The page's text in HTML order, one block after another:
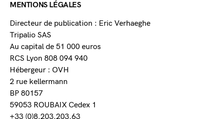
MENTIONS LÉGALES
Directeur de publication : Eric Verhaeghe
Tripalio SAS
Au capital de 51 000 euros
RCS Lyon 808 094 940
Hébergeur : OVH
2 rue kellermann
BP 80157
59053 ROUBAIX Cedex 1
+33 (0)8.203.203.63